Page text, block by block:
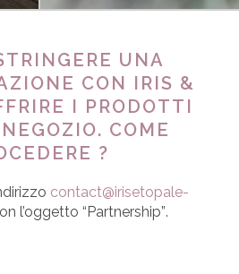
UNA
CON IRIS &
I PRODOTTI
COME
?
contact@irisetopale-
l’oggetto “Partnership”.